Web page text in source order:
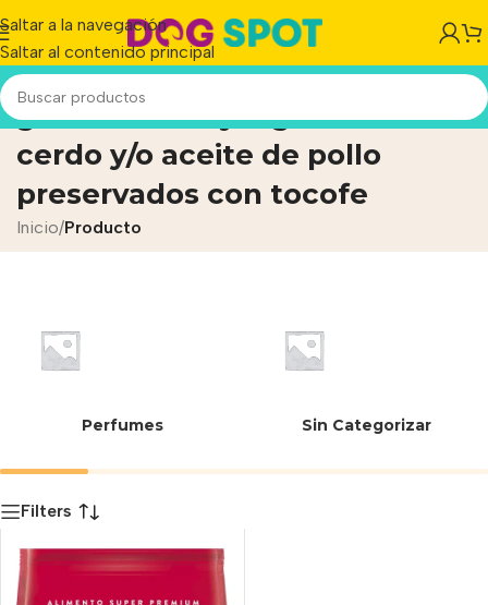
Saltar a la navegación
Saltar al contenido principal
grasa vacuna y/o grasa de
cerdo y/o aceite de pollo
preservados con tocofe
Inicio/Producto
Perfumes Sin Categorizar
Filters